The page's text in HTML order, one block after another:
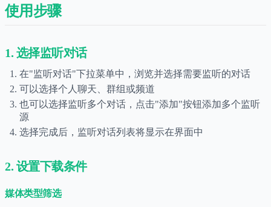
使用步骤
1. 选择监听对话
在"监听对话"下拉菜单中，浏览并选择需要监听的对话
可以选择个人聊天、群组或频道
也可以选择监听多个对话，点击"添加"按钮添加多个监听
源
选择完成后，监听对话列表将显示在界面中
2. 设置下载条件
媒体类型筛选